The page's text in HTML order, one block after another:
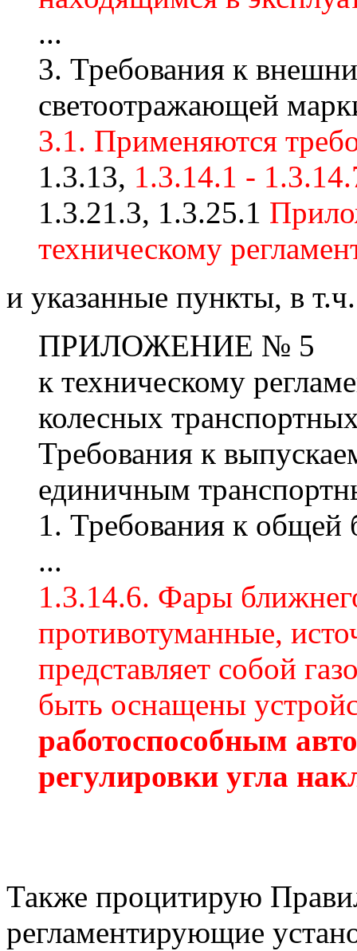
...
3. Требования к
светоотражающей
3.1. Применяются
1.3.13, 1.3.14.1 -
1.3.21.3, 1.3.25.1
техническому
и указанные пункты, в т.ч.
ПРИЛОЖЕНИЕ № 5
к техническому
колесных
Требования к
единичным
1. Требования к общей
...
1.3.14.6. Фары
противотуманные,
представляет собой
быть оснащены
работоспособным
регулировки угла
Также процитирую
регламентирующие